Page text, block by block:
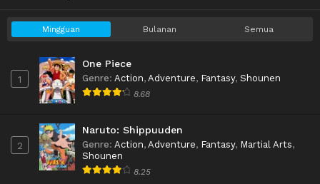
Mingguan Bulanan Semua
1
One Piece
Genre: Action, Adventure, Fantasy, Shounen
8.68
2
Naruto: Shippuuden
Genre: Action, Adventure, Fantasy, Martial Arts,
Shounen
8.25